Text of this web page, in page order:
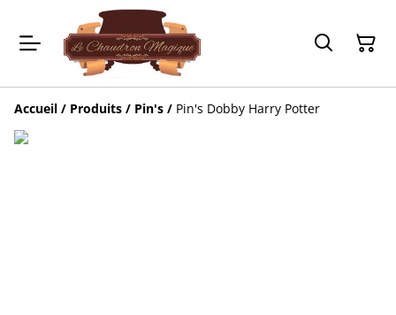
Accueil / Produits / Pin's / Pin's Dobby Harry Potter